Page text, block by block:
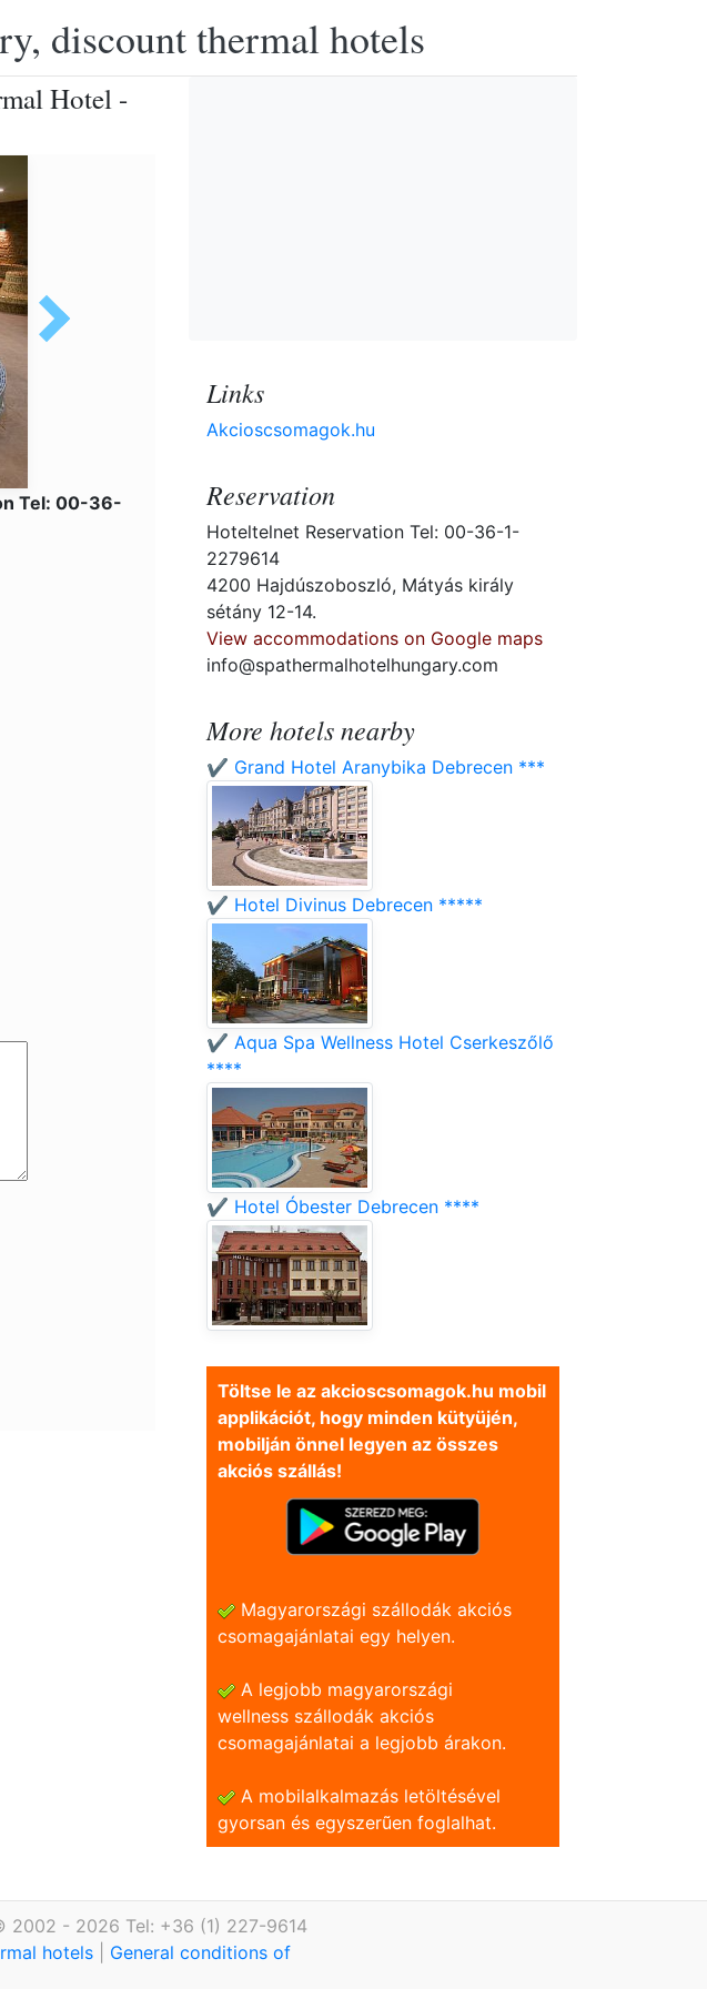
discount thermal hotels
Hotel -
Tel: 00-36-
Links
Akcioscsomagok.hu
Reservation
Hoteltelnet Reservation Tel: 00-36-1-
2279614
4200 Hajdúszoboszló, Mátyás király
sétány 12-14.
View accommodations on Google maps
info@spathermalhotelhungary.com
More hotels nearby
✔️ Grand Hotel Aranybika Debrecen ***
✔️ Hotel Divinus Debrecen *****
✔️ Aqua Spa Wellness Hotel Cserkeszőlő
****
✔️ Hotel Óbester Debrecen ****
Töltse le az akcioscsomagok.hu mobil
applikációt, hogy minden kütyüjén,
mobilján önnel legyen az összes
akciós szállás!
Magyarországi szállodák akciós
csomagajánlatai egy helyen.
A legjobb magyarországi
wellness szállodák akciós
csomagajánlatai a legjobb árakon.
A mobilalkalmazás letöltésével
gyorsan és egyszerũen foglalhat.
2002 - 2026 Tel: +36 (1) 227-9614
hotels
General conditions of